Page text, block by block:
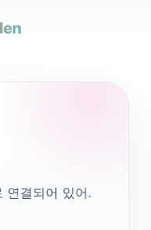
연결되어 있어.